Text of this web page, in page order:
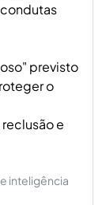
previsto
o
e
inteligência